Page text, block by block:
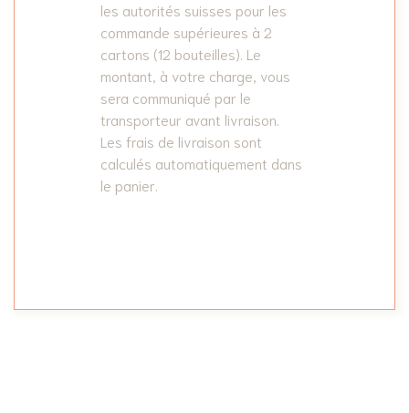
les autorités suisses pour les
commande supérieures à 2
cartons (12 bouteilles). Le
montant, à votre charge, vous
sera communiqué par le
transporteur avant livraison.
Les frais de livraison sont
calculés automatiquement dans
le panier.